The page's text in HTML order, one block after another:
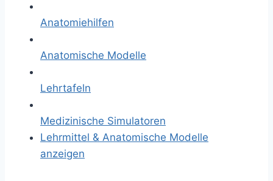
Anatomiehilfen
Anatomische Modelle
Lehrtafeln
Medizinische Simulatoren
Lehrmittel & Anatomische Modelle
anzeigen